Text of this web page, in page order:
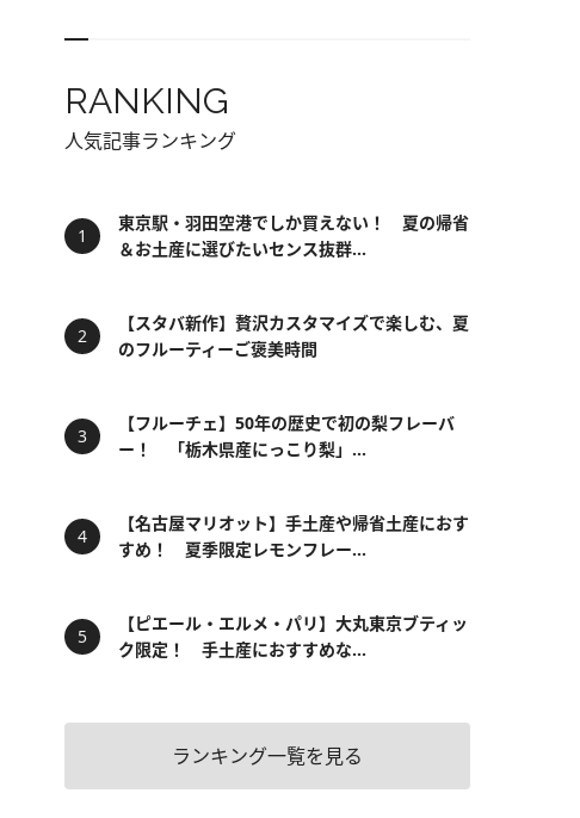
RANKING
人気記事ランキング
東京駅・羽田空港でしか買えない！ 夏の帰省
＆お土産に選びたいセンス抜群...
【スタバ新作】贅沢カスタマイズで楽しむ、夏
のフルーティーご褒美時間
【フルーチェ】50年の歴史で初の梨フレーバ
ー！ 「栃木県産にっこり梨」...
【名古屋マリオット】手土産や帰省土産におす
すめ！ 夏季限定レモンフレー...
【ピエール・エルメ・パリ】大丸東京ブティッ
ク限定！ 手土産におすすめな...
ランキング一覧を見る